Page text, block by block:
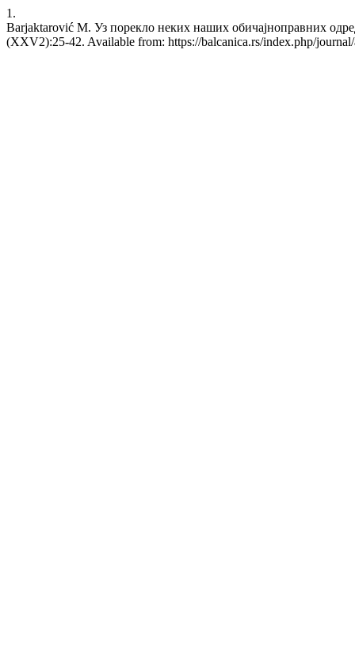
1.
Barjaktarović M. Уз порекло неких наших обичајноправних
(XXV2):25-42. Available from: https://balcanica.rs/index.php/